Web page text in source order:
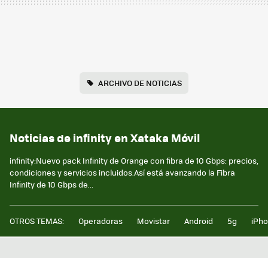
ARCHIVO DE NOTICIAS
Noticias de infinity en Xataka Móvil
infinity:Nuevo pack Infinity de Orange con fibra de 10 Gbps: precios,
condiciones y servicios incluidos.Así está avanzando la Fibra
Infinity de 10 Gbps de...
OTROS TEMAS: Operadoras Movistar Android 5g